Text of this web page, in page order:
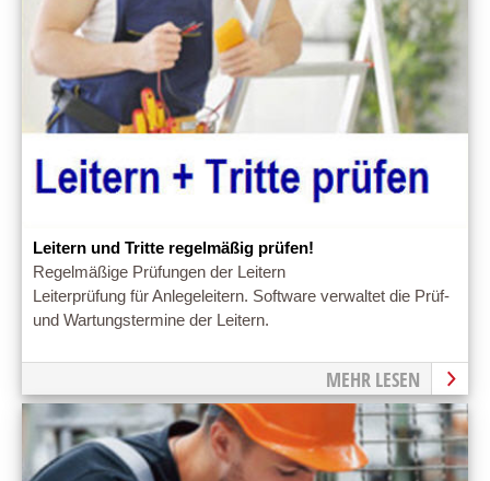
Leitern und Tritte regelmäßig prüfen!
Regelmäßige Prüfungen der Leitern
Leiterprüfung für Anlegeleitern. Software verwaltet die Prüf-
und Wartungstermine der Leitern.
MEHR LESEN